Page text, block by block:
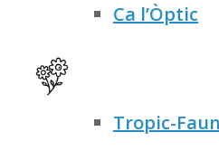
Ca l’Òptic
Tropic-